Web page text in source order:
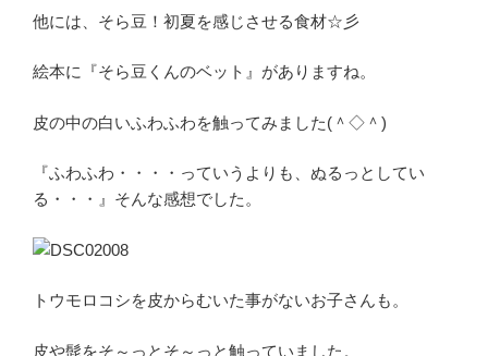
他には、そら豆！初夏を感じさせる食材☆彡
絵本に『そら豆くんのベット』がありますね。
皮の中の白いふわふわを触ってみました(＾◇＾)
『ふわふわ・・・・っていうよりも、ぬるっとしてい
る・・・』そんな感想でした。
トウモロコシを皮からむいた事がないお子さんも。
皮や髭をそ～っとそ～っと触っていました。